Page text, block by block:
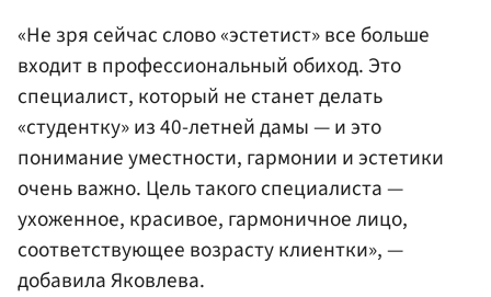
«Не зря сейчас слово «эстетист» все больше
входит в профессиональный обиход. Это
специалист, который не станет делать
«студентку» из 40-летней дамы — и это
понимание уместности, гармонии и эстетики
очень важно. Цель такого специалиста —
ухоженное, красивое, гармоничное лицо,
соответствующее возрасту клиентки», —
добавила Яковлева.